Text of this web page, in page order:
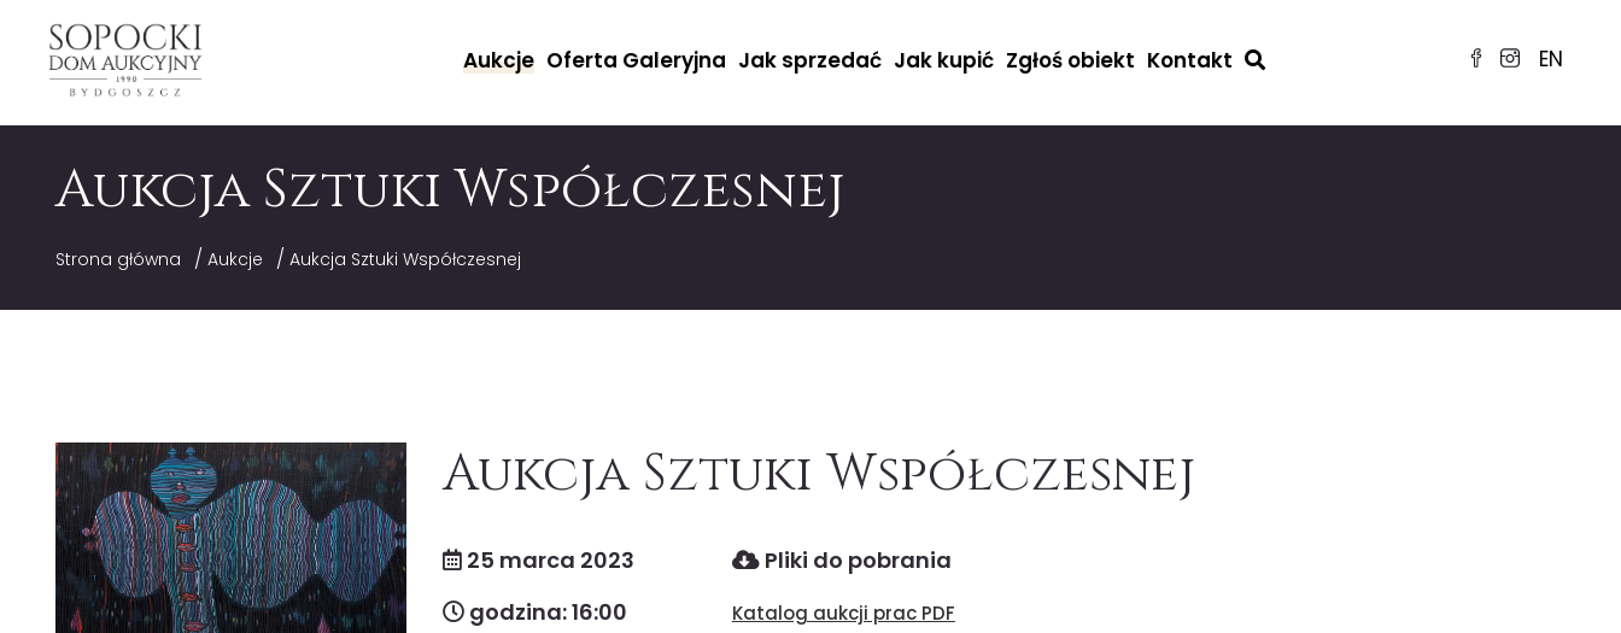
EN
Aukcje Oferta Galeryjna Jak sprzedać Jak kupić Zgłoś obiekt Kontakt
Aukcja Sztuki Współczesnej
Strona główna / Aukcje / Aukcja Sztuki Współczesnej
Aukcja Sztuki Współczesnej
25 marca 2023
godzina: 16:00
Pliki do pobrania
Katalog aukcji prac PDF